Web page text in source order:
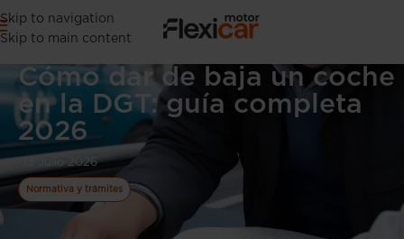
Skip to navigation
Skip to main content
Cómo dar de baja un coche
en la DGT: guía completa
2026
13 Julio 2026
Normativa y trámites